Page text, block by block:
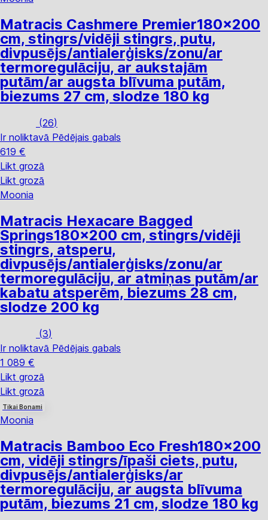
Matracis Cashmere Premier180x200
cm, stingrs/vidēji stingrs, putu,
divpusējs/antialerģisks/zonu/ar
termoregulāciju, ar aukstajām
putām/ar augsta blīvuma putām,
biezums 27 cm, slodze 180 kg
(26)
Ir noliktavā Pēdējais gabals
619 €
Likt grozā
Likt grozā
Moonia
Matracis Hexacare Bagged
Springs180x200 cm, stingrs/vidēji
stingrs, atsperu,
divpusējs/antialerģisks/zonu/ar
termoregulāciju, ar atmiņas putām/ar
kabatu atsperēm, biezums 28 cm,
slodze 200 kg
(3)
Ir noliktavā Pēdējais gabals
1 089 €
Likt grozā
Likt grozā
Tikai Bonami
Moonia
Matracis Bamboo Eco Fresh180x200
cm, vidēji stingrs/īpaši ciets, putu,
divpusējs/antialerģisks/ar
termoregulāciju, ar augsta blīvuma
putām, biezums 21 cm, slodze 180 kg